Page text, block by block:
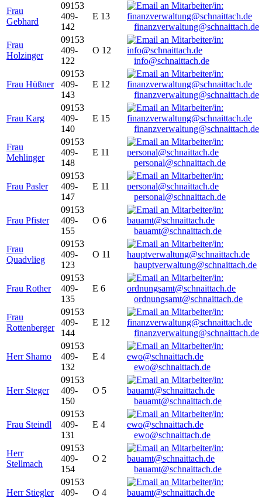
Frau
Gebhard
09153
409-
142
E 13
finanzverwaltung@schnaittach.de
Frau
Holzinger
09153
409-
122
O 12
info@schnaittach.de
Frau Hüßner
09153
409-
143
E 12
finanzverwaltung@schnaittach.de
Frau Karg
09153
409-
140
E 15
finanzverwaltung@schnaittach.de
Frau
Mehlinger
09153
409-
148
E 11
personal@schnaittach.de
Frau Pasler
09153
409-
147
E 11
personal@schnaittach.de
Frau Pfister
09153
409-
155
O 6
bauamt@schnaittach.de
Frau
Quadvlieg
09153
409-
123
O 11
hauptverwaltung@schnaittach.de
Frau Rother
09153
409-
135
E 6
ordnungsamt@schnaittach.de
Frau
Rottenberger
09153
409-
144
E 12
finanzverwaltung@schnaittach.de
Herr Shamo
09153
409-
132
E 4
ewo@schnaittach.de
Herr Steger
09153
409-
150
O 5
bauamt@schnaittach.de
Frau Steindl
09153
409-
131
E 4
ewo@schnaittach.de
Herr
Stellmach
09153
409-
154
O 2
bauamt@schnaittach.de
Herr Stiegler
09153
409-
O 4